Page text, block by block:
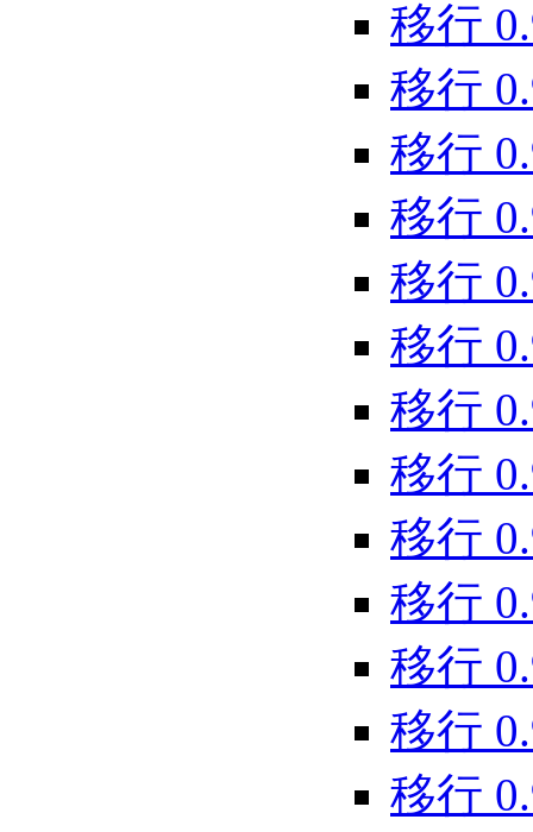
移行
移行
移行
移行
移行
移行
移行
移行
移行
移行
移行
移行
移行